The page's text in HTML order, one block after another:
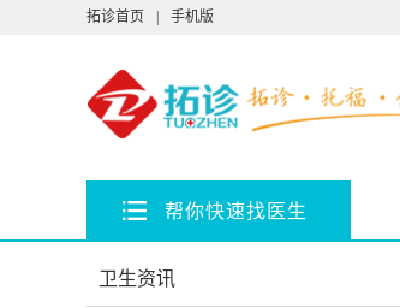
拓诊首页 手机版
帮你快速找医生
卫生资讯